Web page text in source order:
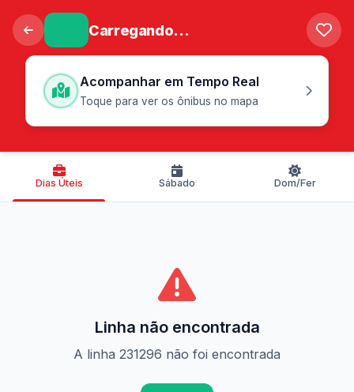
Carregando...
Acompanhar em Tempo Real
Toque para ver os ônibus no mapa
Dias Úteis Sábado Dom/Fer
Linha não encontrada
A linha 231296 não foi encontrada